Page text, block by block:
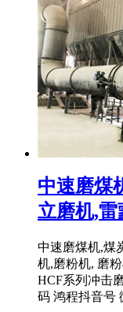
中速磨煤
立磨机,雷
中速磨煤机,煤
机,磨粉机, 磨
HCF系列冲击
码 鸿程抖音号